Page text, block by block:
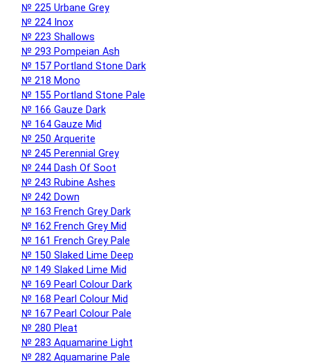
№ 225 Urbane Grey
№ 224 Inox
№ 223 Shallows
№ 293 Pompeian Ash
№ 157 Portland Stone Dark
№ 218 Mono
№ 155 Portland Stone Pale
№ 166 Gauze Dark
№ 164 Gauze Mid
№ 250 Arquerite
№ 245 Perennial Grey
№ 244 Dash Of Soot
№ 243 Rubine Ashes
№ 242 Down
№ 163 French Grey Dark
№ 162 French Grey Mid
№ 161 French Grey Pale
№ 150 Slaked Lime Deep
№ 149 Slaked Lime Mid
№ 169 Pearl Colour Dark
№ 168 Pearl Colour Mid
№ 167 Pearl Colour Pale
№ 280 Pleat
№ 283 Aquamarine Light
№ 282 Aquamarine Pale